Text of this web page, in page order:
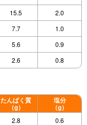
15.5 2.0
7.7 1.0
5.6 0.9
2.6 0.8
たんぱく質
（g）
塩分
（g）
2.8 0.6